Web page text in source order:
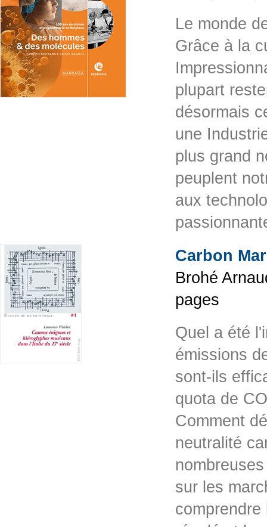
Le monde
Grâce à la
plupart
désormais
une
plus grand
peuplent
aux
Carbon
Brohé
pages
Quel a été
émissions
sont-ils
quota de
Comment
neutralité
sur les